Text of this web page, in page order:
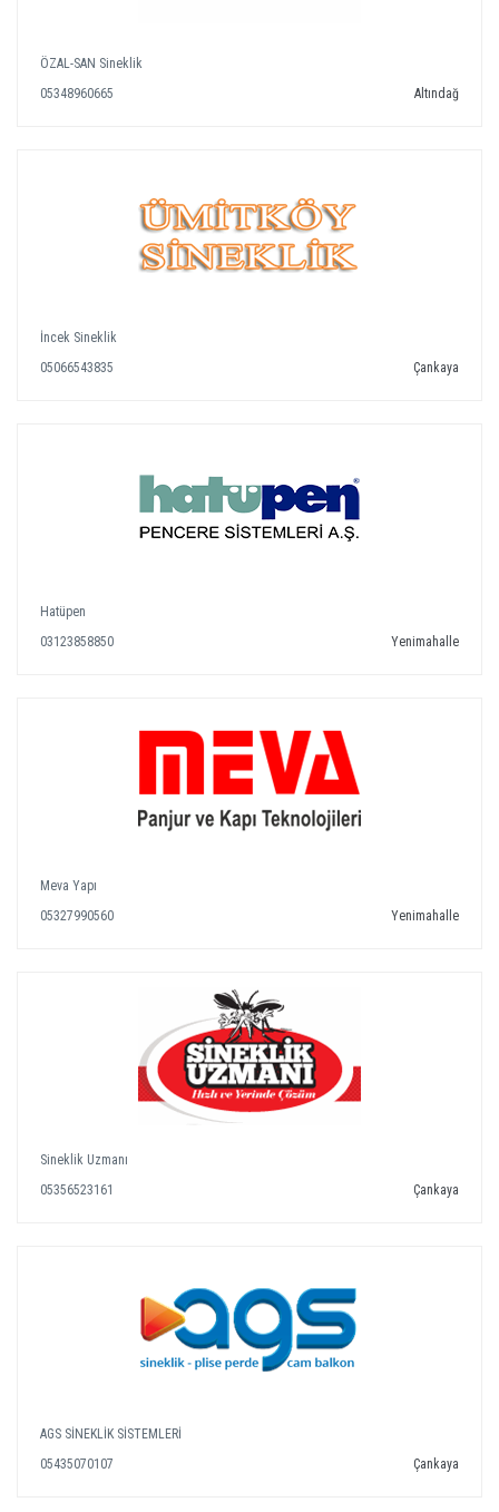
ÖZAL-SAN Sineklik
05348960665
Altındağ
İncek Sineklik
05066543835
Çankaya
Hatüpen
03123858850
Yenimahalle
Meva Yapı
05327990560
Yenimahalle
Sineklik Uzmanı
05356523161
Çankaya
AGS SİNEKLİK SİSTEMLERİ
05435070107
Çankaya